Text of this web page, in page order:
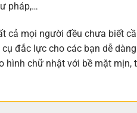
pháp,…
cả mọi người đều chưa biết
đắc lực cho các bạn dễ
hình chữ nhật với bề mặt